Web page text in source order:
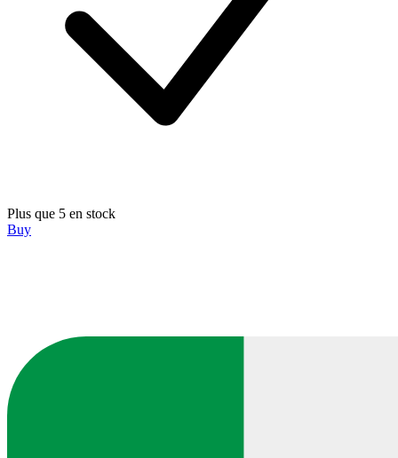
Plus que 5 en stock
Buy